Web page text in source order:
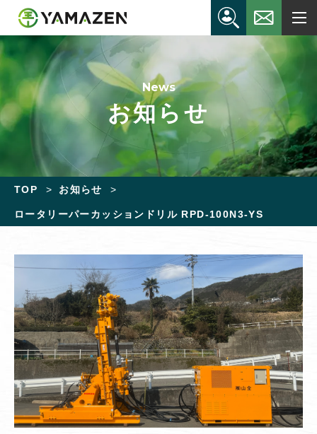
News
お知らせ
TOP お知らせ
ロータリーパーカッションドリル RPD-100N3-YS